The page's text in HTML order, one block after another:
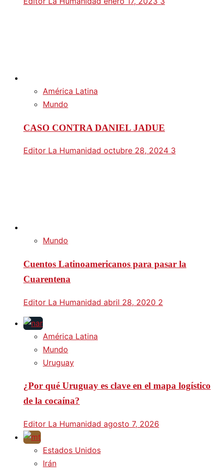
América Latina
Mundo
CASO CONTRA DANIEL JADUE
Editor La Humanidad octubre 28, 2024 3
Mundo
Cuentos Latinoamericanos para pasar la
Cuarentena
Editor La Humanidad abril 28, 2020 2
América Latina
Mundo
Uruguay
¿Por qué Uruguay es clave en el mapa logístico
de la cocaína?
Editor La Humanidad agosto 7, 2026
Estados Unidos
Irán